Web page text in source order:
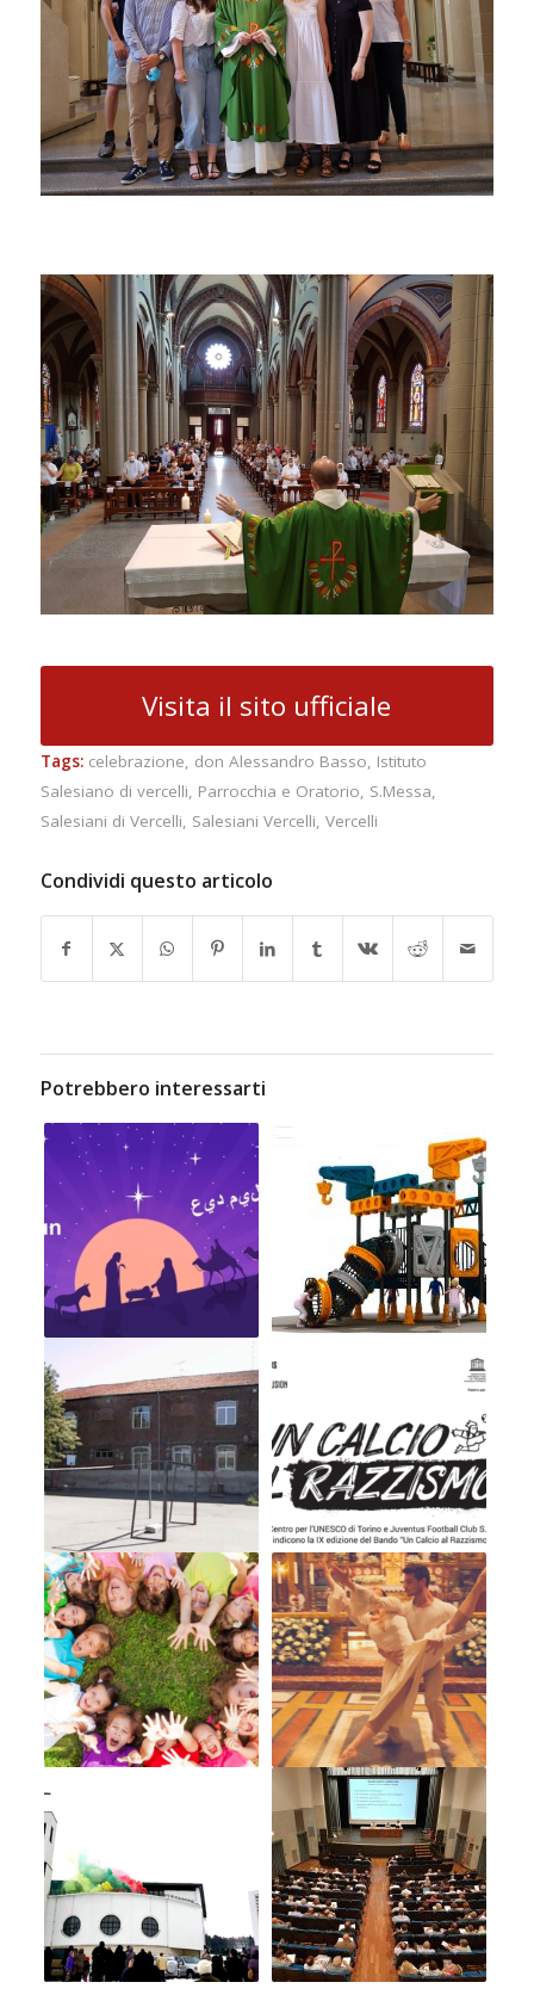
Visita il sito ufficiale
Tags: celebrazione, don Alessandro Basso, Istituto
Salesiano di vercelli, Parrocchia e Oratorio, S.Messa,
Salesiani di Vercelli, Salesiani Vercelli, Vercelli
Condividi questo articolo
Potrebbero interessarti